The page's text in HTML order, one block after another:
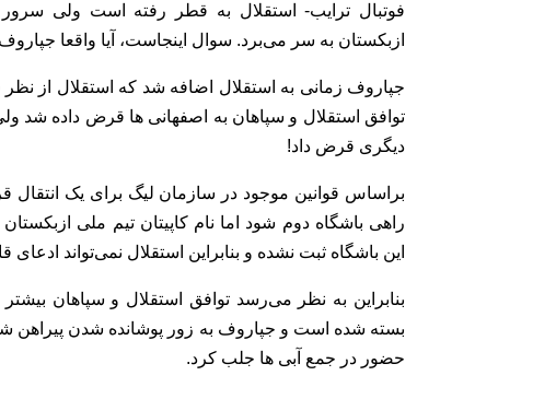
فوتبال ترایب- استقلال به قطر رفته است ولی
ازبکستان به سر می‌برد. سوال اینجاست، آیا واقعا
جپاروف زمانی به استقلال اضافه شد که استقلال از
توافق استقلال و سپاهان به اصفهانی ها قرض داده شد
دیگری قرض داد!
براساس قوانین موجود در سازمان لیگ برای یک
راهی باشگاه دوم شود اما نام کاپیتان تیم ملی
این باشگاه ثبت نشده و بنابراین استقلال نمی‌تواند ادعای
بنابراین به نظر می‌رسد توافق استقلال و سپاهان
بسته شده است و جپاروف به زور پوشانده شدن پیراهن
حضور در جمع آبی ها جلب کرد.